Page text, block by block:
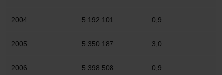
2004 5.192.101 0,9
2005 5.350.187 3,0
2006 5.398.508 0,9